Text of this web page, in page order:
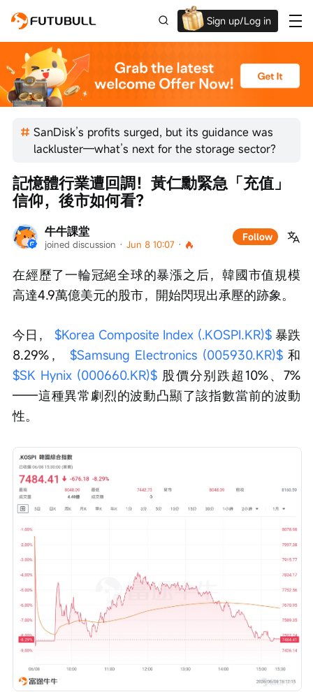
Sign up/Log in
Up to $1,600 Welcome Rewards!
SanDisk’s profits surged, but its guidance was
lackluster—what’s next for the storage sector?
牛牛課堂
joined discussion · Jun 8 10:07 ·
Follow
記憶體行業遭回調！黃仁勳緊急「充值」
信仰，後市如何看？
在經歷了一輪冠絕全球的暴漲之后，韓國市值規模
高達4.9萬億美元的股市，開始閃現出承壓的跡象。
今日， $Korea Composite Index (.KOSPI.KR)$ 暴跌
8.29%， $Samsung Electronics (005930.KR)$ 和
$SK Hynix (000660.KR)$ 股價分别跌超10%、7%
——這種異常劇烈的波動凸顯了該指數當前的波動
性。